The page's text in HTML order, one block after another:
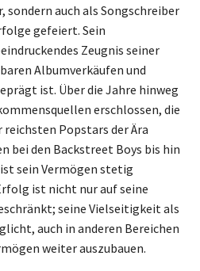
sondern auch als Songschreiber
gefeiert. Sein
Zeugnis seiner
Albumverkäufen und
ist. Über die Jahre hinweg
erschlossen, die
Popstars der Ära
bei den Backstreet Boys bis hin
sein Vermögen stetig
ist nicht nur auf seine
seine Vielseitigkeit als
auch in anderen Bereichen
weiter auszubauen.